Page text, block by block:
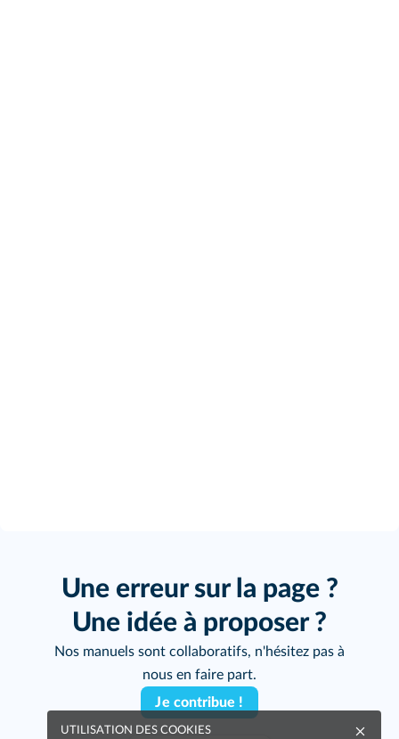
Une erreur sur la page ?
Une idée à proposer ?
Nos manuels sont collaboratifs, n'hésitez pas à
nous en faire part.
Je contribue !
UTILISATION DES COOKIES